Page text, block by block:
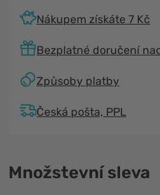
Nákupem získáte 7 Kč
Bezplatné doručení
Způsoby platby
Česká pošta, PPL
Množstevní sleva